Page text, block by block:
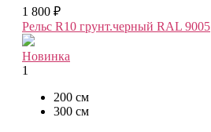
1 800 ₽
Рельс R10 грунт.черный RAL 9005
Новинка
1
200 см
300 см